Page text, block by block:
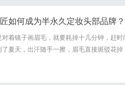
如何成为半永久定妆头部品牌？
着镜子画眉毛，就要耗掉十几分钟，赶时
夏天，出汗随手一擦，眉毛直接斑驳花掉
下定决心去纹眉！之前刷平台总刷到99、
但仔细做了超多功课才发现，纹...